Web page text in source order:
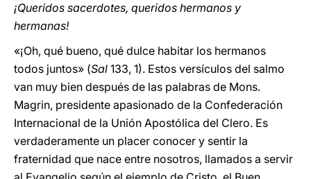
¡Queridos sacerdotes, queridos hermanos y
hermanas!
«¡Oh, qué bueno, qué dulce habitar los hermanos
todos juntos» (Sal 133, 1). Estos versículos del salmo
van muy bien después de las palabras de Mons.
Magrin, presidente apasionado de la Confederación
Internacional de la Unión Apostólica del Clero. Es
verdaderamente un placer conocer y sentir la
fraternidad que nace entre nosotros, llamados a servir